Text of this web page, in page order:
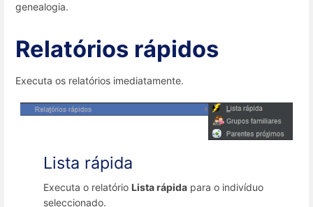
genealogia.
Relatórios rápidos
Executa os relatórios imediatamente.
Lista rápida
Executa o relatório Lista rápida para o indivíduo
seleccionado.